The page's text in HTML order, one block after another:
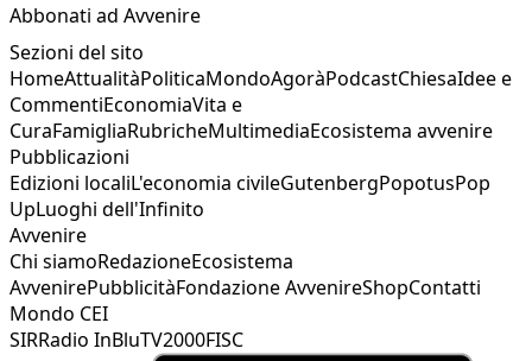
Abbonati ad Avvenire
Sezioni del sito
HomeAttualitàPoliticaMondoAgoràPodcastChiesaIdee e
CommentiEconomiaVita e
CuraFamigliaRubricheMultimediaEcosistema avvenire
Pubblicazioni
Edizioni localiL'economia civileGutenbergPopotusPop
UpLuoghi dell'Infinito
Avvenire
Chi siamoRedazioneEcosistema
AvvenirePubblicitàFondazione AvvenireShopContatti
Mondo CEI
SIRRadio InBluTV2000FISC